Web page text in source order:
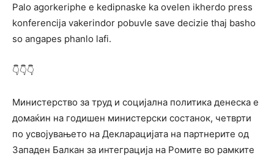
Palo agorkeriphe e kedipnaske ka ovelen ikherdo press
konferencija vakerindor pobuvle save decizie thaj basho
so angapes phanlo lafi.
👇👇👇
Министерство за труд и социјална политика денеска е
домаќин на годишен министерски состанок, четврти
по усвојувањето на Декларацијата на партнерите од
Западен Балкан за интеграција на Ромите во рамките